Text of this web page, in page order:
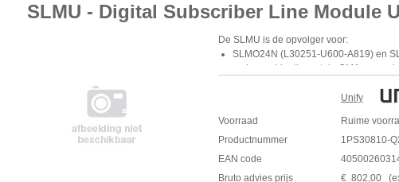
SLMU - Digital Subscriber Line Module
De SLMU is de opvolger voor:
SLMO24N (L30251-U600-A819) en
en in combinatie met de
CMA e voor de
wordt ondersteunt vanaf de
Kaart geschikt voor de OpenScape
SLMUvoor:
24 Up0 poorten voor
TDM toestellen
24 Up0 poorten voor DECT (Let op
Unify
Voorraad
Ruime
Productnummer
1PS30810-
EAN code
Bruto advies prijs
€ 802,00 (